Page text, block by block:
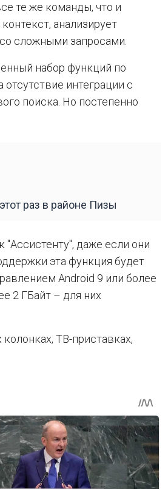
те же команды, что и
анализирует
сложными запросами.
набор функций по
интеграции с
поиска. Но постепенно
раз в районе Пизы
"Ассистенту", даже если они
эта функция будет
Android 9 или более
2 ГБайт – для них
ТВ-приставках,